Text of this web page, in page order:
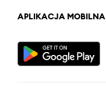
APLIKACJA MOBILNA